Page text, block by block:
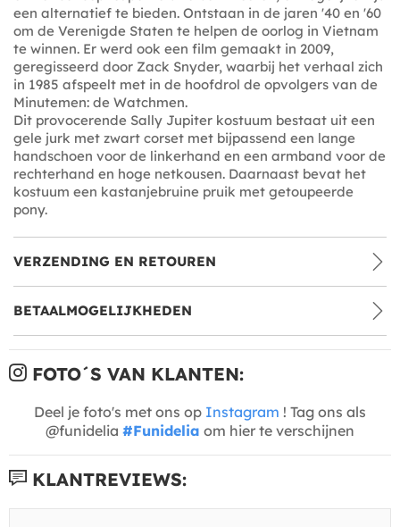
een alternatief te bieden. Ontstaan in de jaren '40 en '60
om de Verenigde Staten te helpen de oorlog in Vietnam
te winnen. Er werd ook een film gemaakt in 2009,
geregisseerd door Zack Snyder, waarbij het verhaal zich
in 1985 afspeelt met in de hoofdrol de opvolgers van de
Minutemen: de Watchmen.
Dit provocerende Sally Jupiter kostuum bestaat uit een
gele jurk met zwart corset met bijpassend een lange
handschoen voor de linkerhand en een armband voor de
rechterhand en hoge netkousen. Daarnaast bevat het
kostuum een kastanjebruine pruik met getoupeerde
pony.
VERZENDING EN RETOUREN
BETAALMOGELIJKHEDEN
FOTO´S VAN KLANTEN:
Deel je foto's met ons op Instagram ! Tag ons als
@funidelia #Funidelia om hier te verschijnen
KLANTREVIEWS: